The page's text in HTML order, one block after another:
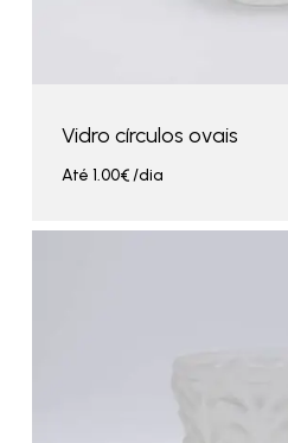
Vidro círculos ovais
Até 1.00€/dia